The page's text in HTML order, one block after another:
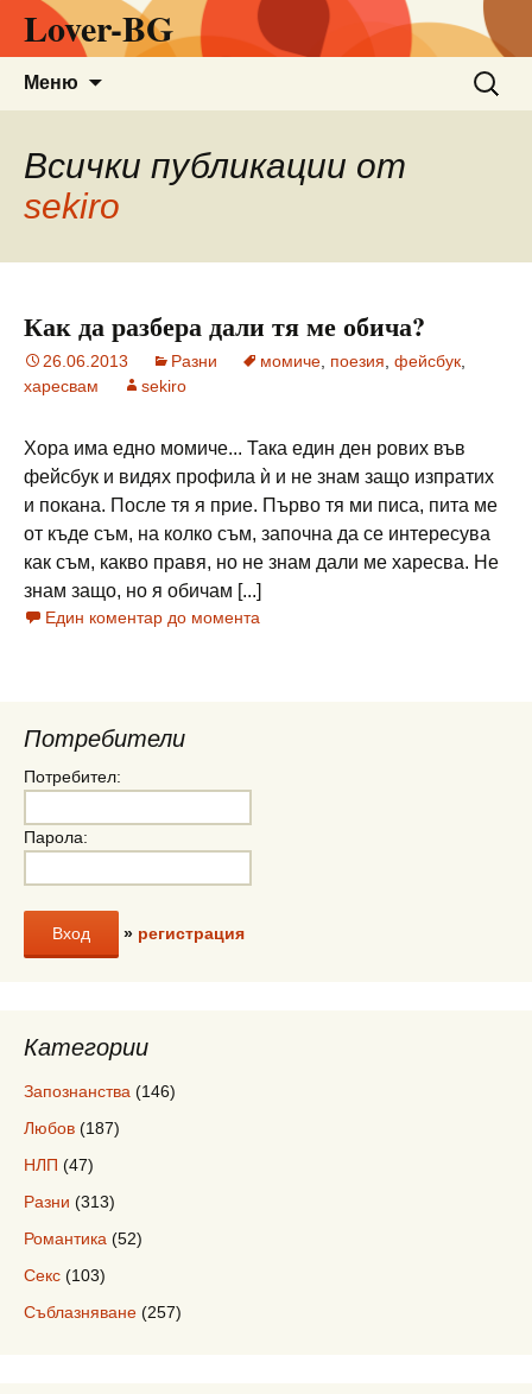
Lover-BG
Меню
за:
Всички публикации от
sekiro
Как да разбера дали тя ме обича?
26.06.2013 Разни момиче поезия фейсбук
харесвам
sekiro
Хора има едно момиче... Така един ден рових във
фейсбук и видях профила ѝ и не знам защо изпратих
и покана. После тя я прие. Първо тя ми писа, пита ме
от къде съм, на колко съм, започна да се интересува
как съм, какво правя, но не знам дали ме харесва. Не
знам защо, но я обичам [...]
Един коментар до момента
Потребители
Потребител:
Парола:
» регистрация
Категории
Запознанства (146)
Любов (187)
НЛП (47)
Разни (313)
Романтика (52)
Секс (103)
Съблазняване (257)